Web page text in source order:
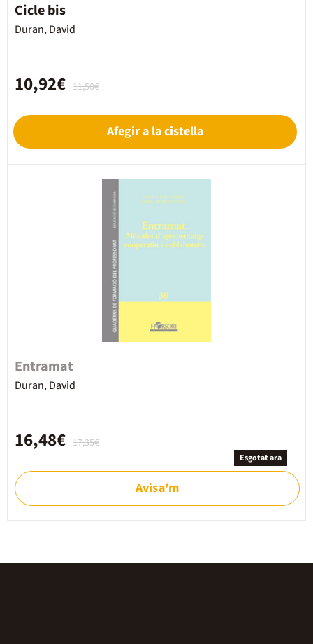
Cicle bis
Duran, David
11,50€
10,92€
Afegir a la cistella
Entramat
Duran, David
17,35€
16,48€
Esgotat ara
Avisa'm